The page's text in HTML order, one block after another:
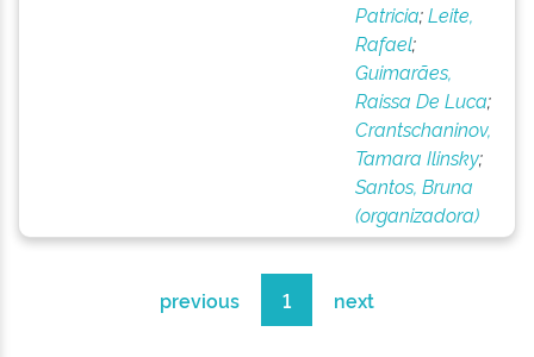
Patricia;Leite,
Rafael;
Guimarães,
Raissa De Luca;
Crantschaninov,
Tamara Ilinsky;
Santos, Bruna
(organizadora)
previous 1 next